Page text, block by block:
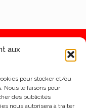
aux
pour stocker et/ou
Nous le faisons pour
des publicités
nous autorisera à traiter